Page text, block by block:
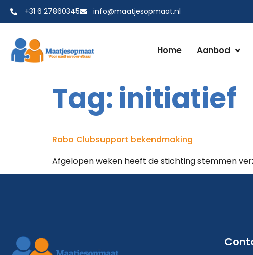
+31 6 27860345 info@maatjesopmaat.nl
Home Aanbod
Tag:initiatief
Rabo Clubsupport bekendmaking
Afgelopen weken heeft de stichting stemmen